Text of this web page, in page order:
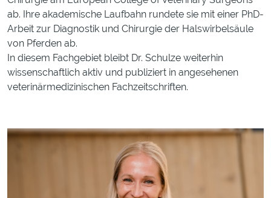
ab. Ihre akademische Laufbahn rundete sie mit einer PhD-
Arbeit zur Diagnostik und Chirurgie der Halswirbelsäule
von Pferden ab.
In diesem Fachgebiet bleibt Dr. Schulze weiterhin
wissenschaftlich aktiv und publiziert in angesehenen
veterinärmedizinischen Fachzeitschriften.